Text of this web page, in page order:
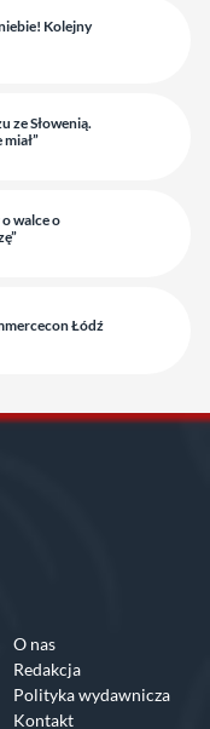
Kolejny
ze Słowenią.
walce o
Łódź
O nas
Redakcja
Polityka wydawnicza
Kontakt